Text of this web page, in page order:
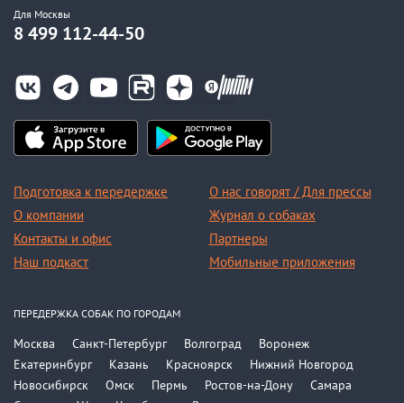
Для Москвы
8 499 112-44-50
Подготовка к передержке
О компании
Контакты и офис
Наш подкаст
О нас говорят / Для прессы
Журнал о собаках
Партнеры
Мобильные приложения
ПЕРЕДЕРЖКА СОБАК ПО ГОРОДАМ
Москва Санкт-Петербург Волгоград
Воронеж
Екатеринбург
Казань Красноярск
Нижний Новгород
Новосибирск
Омск Пермь Ростов-на-Дону
Самара